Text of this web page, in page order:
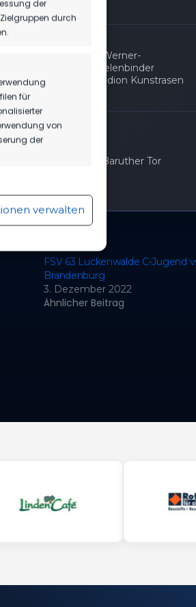
der
durch
für
von
der
Immer aktiv
verwalten
Werner-
Seelenbinder
Stadion Kunstrasen
Baruther Tor
FSV 63 Luckenwalde C-Jugend
Brandenburg
3. Dezember 2022
Ähnlicher Beitrag